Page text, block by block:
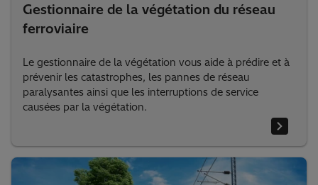
Gestionnaire de la végétation du réseau
ferroviaire
Le gestionnaire de la végétation vous aide à prédire et à
prévenir les catastrophes, les pannes de réseau
paralysantes ainsi que les interruptions de service
causées par la végétation.